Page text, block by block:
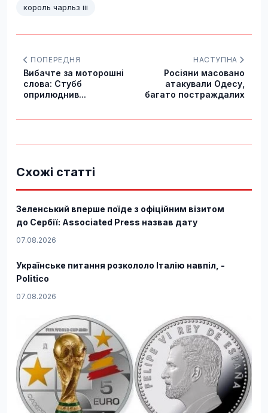
король чарльз ііі
ПОПЕРЕДНЯ
Вибачте за моторошні
слова: Стубб
оприлюднив...
НАСТУПНА
Росіяни масовано
атакували Одесу,
багато постраждалих
Схожі статті
Зеленський вперше поїде з офіційним візитом
до Сербії: Associated Press назвав дату
07.08.2026
Українське питання розкололо Італію навпіл, -
Politico
07.08.2026